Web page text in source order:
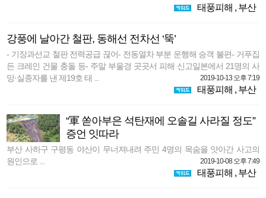
태풍피해 , 부산
강풍에 날아간 철판, 동해선 전차선 ‘뚝’
- 기장과선교 철판 전력공급 끊어- 전동열차 부분 운행해 승객 불편- 거푸집
든 크레인 건물 충돌 등- 주말 부울경 곳곳서 피해 신고일본에서 21명의 사
망·실종자를 낸 제19호 태 ...
2019-10-13 오후 7:19
태풍피해 , 부산
“軍 쏟아부은 석탄재에 오솔길 사라질 정도”
증언 잇따라
부산 사하구 구평동 야산이 무너져내려 주민 4명의 목숨을 앗아간 사고의
원인으로 ...
2019-10-08 오후 7:49
태풍피해 , 부산